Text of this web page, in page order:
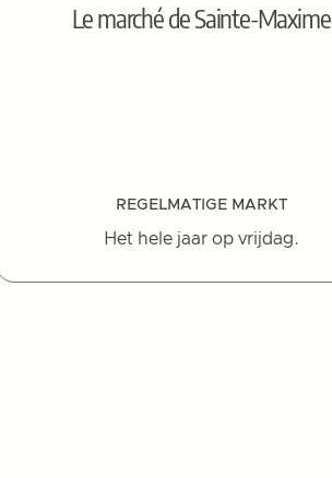
Le marché de Sainte-Maxime
REGELMATIGE MARKT
Het hele jaar op vrijdag.